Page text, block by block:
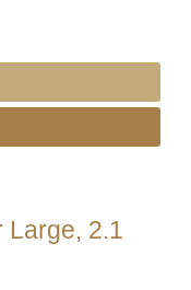
Large, 2.1